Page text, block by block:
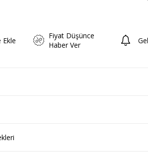
Ekle
Fiyat Düşünce
Haber Ver